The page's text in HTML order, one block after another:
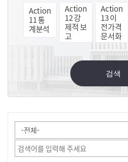
Action
11 통
계분석
Action
12 강
제적 보
고
Action
13 이
전가격
문서화
검색